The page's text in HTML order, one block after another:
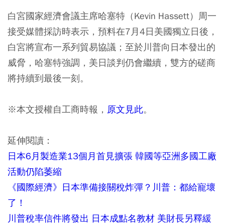
白宮國家經濟會議主席哈塞特（Kevin Hassett）周一
接受媒體採訪時表示，預料在7月4日美國獨立日後，
白宮將宣布一系列貿易協議；至於川普向日本發出的
威脅，哈塞特強調，美日談判仍會繼續，雙方的磋商
將持續到最後一刻。
※本文授權自工商時報， 原文見此。
延伸閱讀：
日本6月製造業13個月首見擴張 韓國等亞洲多國工廠
活動仍陷萎縮
《國際經濟》日本準備接關稅炸彈？川普：都給寵壞
了！
川普稅率信件將發出 日本成點名教材 美財長另釋緩